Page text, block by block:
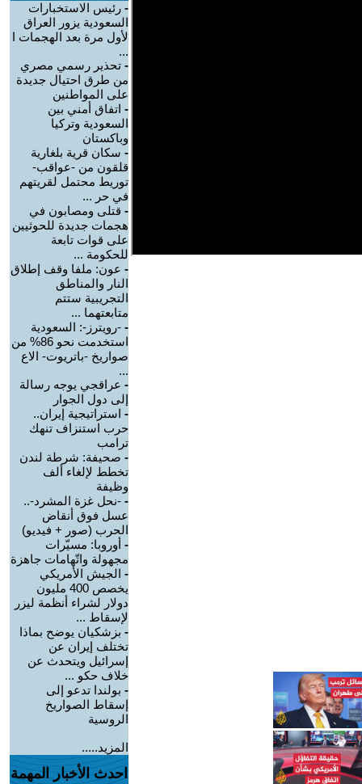
- رئيس الاستخبارات
السعودية يزور العراق
لأول مرة بعد الهجمات ا
...
- تحذير رسمي مصري
من طرق احتيال جديدة
على المواطنين
- اتفاق أمني بين
السعودية وتركيا
وباكستان
- سكان قرية بلغارية
قلقون من -عواقب-
توريط محتمل لقريتهم
في حر ...
- قتلى ومصابون في
هجمات جديدة للحوثيين
على قوات تابعة
للحكومة ...
- عون: ملفا وقف إطلاق
النار والمناطق
التجريبية ستتم
متابعتهما ...
- -رويترز-: السعودية
استخدمت نحو 86% من
صواريخ -باتريوت- الاع
...
- عراقجي يوجه رسالة
إلى دول الجوار
- استراتيجية إيران..
حرب استنزاف تنهك
ترامب
- صحيفة: شرطة لندن
تخطط لإلغاء ألف
وظيفة
- -نحل غزة المشرد-..
عسل فوق أنقاض
الحرب (صور + فيديو)
- أوروبا: مسيّرات
مجهولة واتّهامات جاهزة
- الجيش الأمريكي
يخصص 400 مليون
دولار لشراء أنظمة ليزر
لإسقاط ...
- بزشكيان يوضح بماذا
تختلف إيران عن
إسرائيل ويتحدث عن
خلاف حكو ...
- بولندا تدعو إلى
إسقاط الصواريخ
الروسية
المزيد.....
احدث الأخبار المهمة